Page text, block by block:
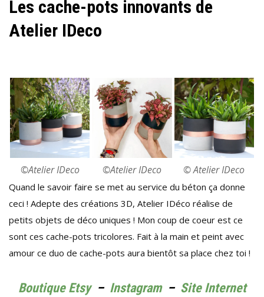
Les cache-pots innovants de
Atelier IDeco
©Atelier IDeco ©Atelier IDeco © Atelier IDeco
Quand le savoir faire se met au service du béton ça donne
ceci ! Adepte des créations 3D, Atelier IDéco réalise de
petits objets de déco uniques ! Mon coup de coeur est ce
sont ces cache-pots tricolores. Fait à la main et peint avec
amour ce duo de cache-pots aura bientôt sa place chez toi !
Boutique Etsy– Instagram– Site Internet